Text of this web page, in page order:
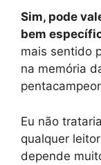
Sim, pode
bem
mais sentido
na memória
Eu não
qualquer
depende